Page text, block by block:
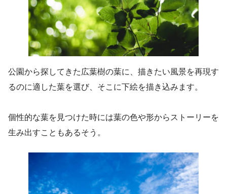
公園から探してきた広葉樹の葉に、描きたい風景を再現す
るのに適した葉を選び、そこに下絵を描き込みます。
個性的な葉を見つけた時には葉の色や形からストーリーを
生み出すこともあるそう。